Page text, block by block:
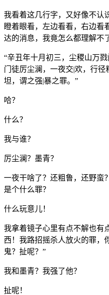
我看着这几行字，又好像不认
瞪着眼看，左边看看，右边看
达的消息，我竟怎么都理解
“辛丑年十月初三，尘稷山万
门徒厉尘澜，一夜交|欢，行
坦，谓之强|暴之罪。”
哈？
什么？
我与谁？
厉尘澜？墨青？
一夜干啥了？还粗鲁，还野蛮
是个什么罪？
什么玩意儿！
我拿着镜子心里有点不解也有
西！我路招摇杀人放火的罪，
鬼？扯呢？”
我和墨青？我强了他？
扯呢！